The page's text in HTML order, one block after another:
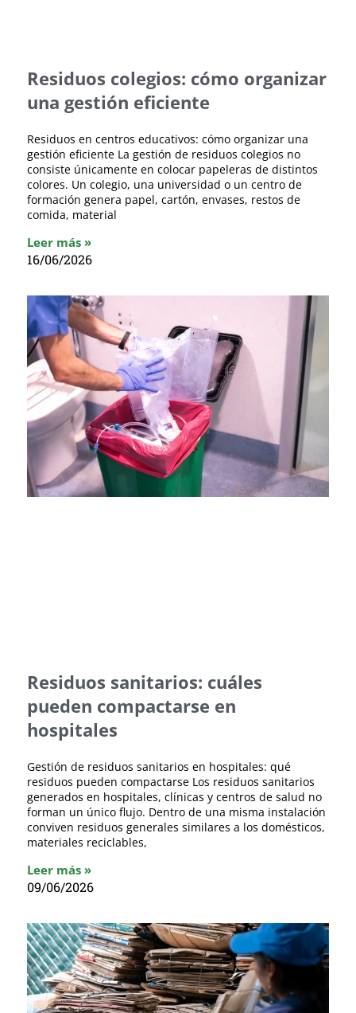
Residuos colegios: cómo organizar
una gestión eficiente
Residuos en centros educativos: cómo organizar una
gestión eficiente La gestión de residuos colegios no
consiste únicamente en colocar papeleras de distintos
colores. Un colegio, una universidad o un centro de
formación genera papel, cartón, envases, restos de
comida, material
Leer más »
16/06/2026
Residuos sanitarios: cuáles
pueden compactarse en
hospitales
Gestión de residuos sanitarios en hospitales: qué
residuos pueden compactarse Los residuos sanitarios
generados en hospitales, clínicas y centros de salud no
forman un único flujo. Dentro de una misma instalación
conviven residuos generales similares a los domésticos,
materiales reciclables,
Leer más »
09/06/2026